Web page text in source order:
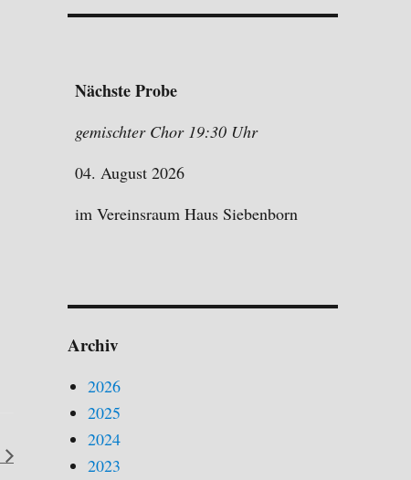
Nächste Probe
gemischter Chor 19:30 Uhr
04. August 2026
im Vereinsraum Haus Siebenborn
Archiv
2026
2025
2024
2023